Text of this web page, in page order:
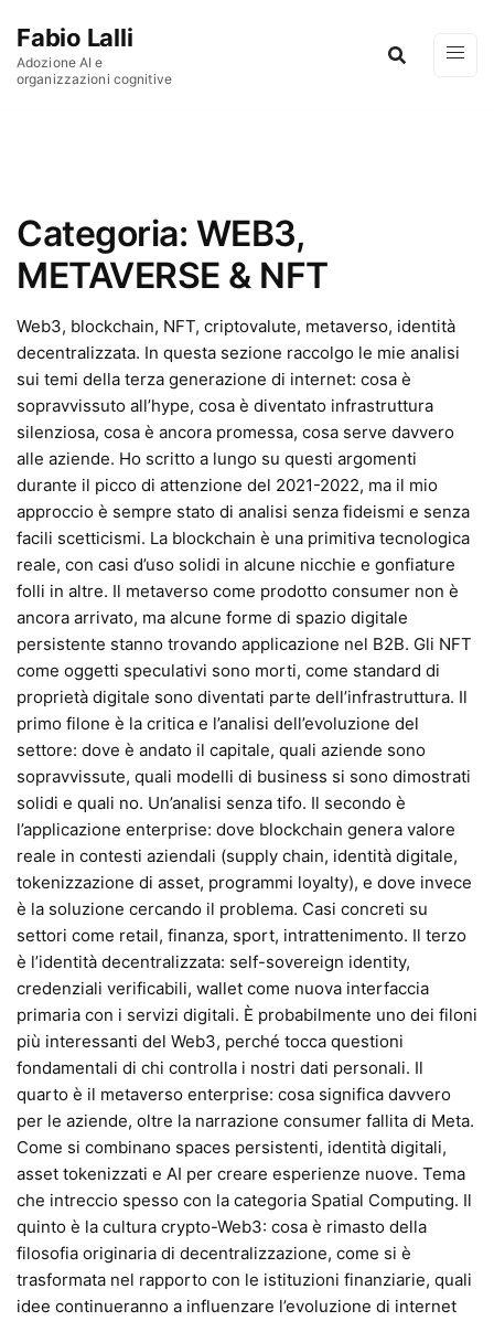
Fabio Lalli
Adozione AI e
organizzazioni cognitive
Categoria: WEB3,
METAVERSE & NFT
Web3, blockchain, NFT, criptovalute, metaverso, identità
decentralizzata. In questa sezione raccolgo le mie analisi
sui temi della terza generazione di internet: cosa è
sopravvissuto all’hype, cosa è diventato infrastruttura
silenziosa, cosa è ancora promessa, cosa serve davvero
alle aziende. Ho scritto a lungo su questi argomenti
durante il picco di attenzione del 2021-2022, ma il mio
approccio è sempre stato di analisi senza fideismi e senza
facili scetticismi. La blockchain è una primitiva tecnologica
reale, con casi d’uso solidi in alcune nicchie e gonfiature
folli in altre. Il metaverso come prodotto consumer non è
ancora arrivato, ma alcune forme di spazio digitale
persistente stanno trovando applicazione nel B2B. Gli NFT
come oggetti speculativi sono morti, come standard di
proprietà digitale sono diventati parte dell’infrastruttura. Il
primo filone è la critica e l’analisi dell’evoluzione del
settore: dove è andato il capitale, quali aziende sono
sopravvissute, quali modelli di business si sono dimostrati
solidi e quali no. Un’analisi senza tifo. Il secondo è
l’applicazione enterprise: dove blockchain genera valore
reale in contesti aziendali (supply chain, identità digitale,
tokenizzazione di asset, programmi loyalty), e dove invece
è la soluzione cercando il problema. Casi concreti su
settori come retail, finanza, sport, intrattenimento. Il terzo
è l’identità decentralizzata: self-sovereign identity,
credenziali verificabili, wallet come nuova interfaccia
primaria con i servizi digitali. È probabilmente uno dei filoni
più interessanti del Web3, perché tocca questioni
fondamentali di chi controlla i nostri dati personali. Il
quarto è il metaverso enterprise: cosa significa davvero
per le aziende, oltre la narrazione consumer fallita di Meta.
Come si combinano spaces persistenti, identità digitali,
asset tokenizzati e AI per creare esperienze nuove. Tema
che intreccio spesso con la categoria Spatial Computing. Il
quinto è la cultura crypto-Web3: cosa è rimasto della
filosofia originaria di decentralizzazione, come si è
trasformata nel rapporto con le istituzioni finanziarie, quali
idee continueranno a influenzare l’evoluzione di internet